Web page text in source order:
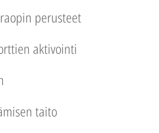
perusteet
aktivointi
taito